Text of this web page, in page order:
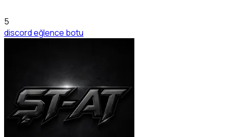
5
discord eğlence botu